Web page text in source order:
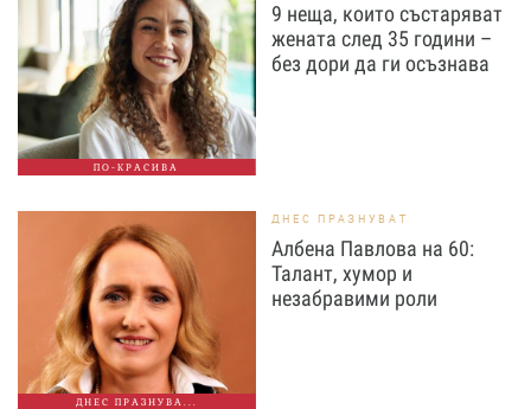
ПО-КРАСИВА
9 неща, които състаряват
жената след 35 години –
без дори да ги осъзнава
ДНЕС ПРАЗНУВА...
ДНЕС ПРАЗНУВАТ
Албена Павлова на 60:
Талант, хумор и
незабравими роли